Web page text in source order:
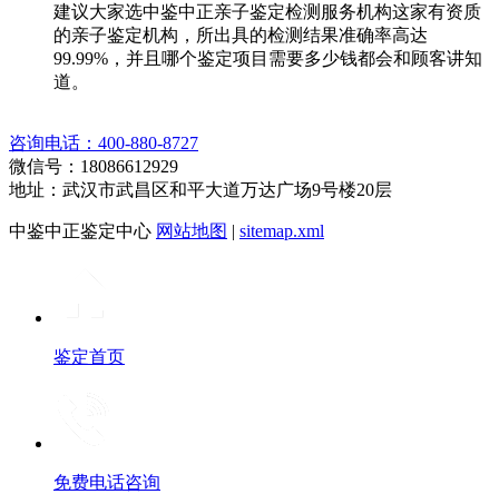
建议大家选中鉴中正亲子鉴定检测服务机构这家有资质
的亲子鉴定机构，所出具的检测结果准确率高达
99.99%，并且哪个鉴定项目需要多少钱都会和顾客讲知
道。
咨询电话：400-880-8727
微信号：18086612929
地址：武汉市武昌区和平大道万达广场9号楼20层
中鉴中正鉴定中心 网站地图 | sitemap.xml
鉴定首页
免费电话咨询